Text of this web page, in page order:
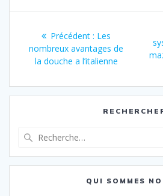
de
l’article
Précédent : Article
précédent
:
Les
nombreux avantages de
la douche a l’italienne
:
QUI SOMMES